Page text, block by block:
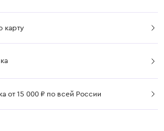
карту
от 15 000 ₽ по всей России